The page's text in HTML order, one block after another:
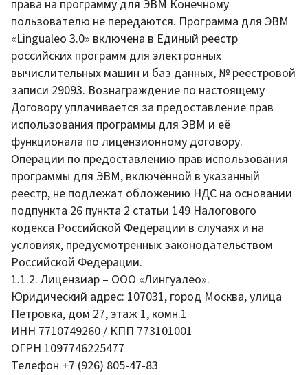
права на программу для ЭВМ Конечному
пользователю не передаются. Программа для ЭВМ
«Lingualeo 3.0» включена в Единый реестр
российских программ для электронных
вычислительных машин и баз данных, № реестровой
записи 29093. Вознаграждение по настоящему
Договору уплачивается за предоставление прав
использования программы для ЭВМ и её
функционала по лицензионному договору.
Операции по предоставлению прав использования
программы для ЭВМ, включённой в указанный
реестр, не подлежат обложению НДС на основании
подпункта 26 пункта 2 статьи 149 Налогового
кодекса Российской Федерации в случаях и на
условиях, предусмотренных законодательством
Российской Федерации.
1.1.2. Лицензиар – ООО «Лингуалео».
Юридический адрес: 107031, город Москва, улица
Петровка, дом 27, этаж 1, комн.1
ИНН 7710749260 / КПП 773101001
ОГРН 1097746225477
Телефон +7 (926) 805-47-83